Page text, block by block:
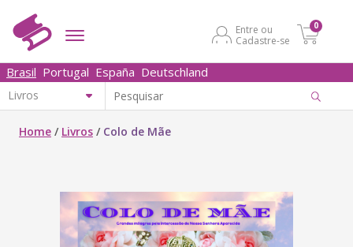
Entre ou
Cadastre-se
0
Brasil Portugal España Deutschland
Home / Livros / Colo de Mãe